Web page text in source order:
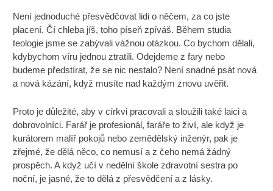
Není jednoduché přesvědčovat lidi o něčem, za co jste
placení. Čí chleba jíš, toho píseň zpíváš. Během studia
teologie jsme se zabývali vážnou otázkou. Co bychom dělali,
kdybychom víru jednou ztratili. Odejdeme z fary nebo
budeme předstírat, že se nic nestalo? Není snadné psát nová
a nová kázání, když musíte nad každým znovu uvěřit.
Proto je důležité, aby v církvi pracovali a sloužili také laici a
dobrovolníci. Farář je profesionál, faráře to živí, ale když je
kurátorem malíř pokojů nebo zemědělský inženýr, pak je
zřejmé, že dělá něco, co nemusí a z čeho nemá žádný
prospěch. A když učí v nedělní škole zdravotní sestra po
noční, je jasné, že to dělá z přesvědčení a z lásky.